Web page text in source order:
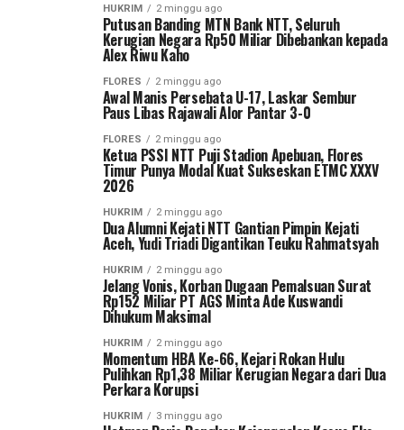
HUKRIM 2 minggu ago
Putusan Banding MTN Bank NTT, Seluruh
Kerugian Negara Rp50 Miliar Dibebankan kepada
Alex Riwu Kaho
FLORES 2 minggu ago
Awal Manis Persebata U-17, Laskar Sembur
Paus Libas Rajawali Alor Pantar 3-0
FLORES 2 minggu ago
Ketua PSSI NTT Puji Stadion Apebuan, Flores
Timur Punya Modal Kuat Sukseskan ETMC XXXV
2026
HUKRIM 2 minggu ago
Dua Alumni Kejati NTT Gantian Pimpin Kejati
Aceh, Yudi Triadi Digantikan Teuku Rahmatsyah
HUKRIM 2 minggu ago
Jelang Vonis, Korban Dugaan Pemalsuan Surat
Rp152 Miliar PT AGS Minta Ade Kuswandi
Dihukum Maksimal
HUKRIM 2 minggu ago
Momentum HBA Ke-66, Kejari Rokan Hulu
Pulihkan Rp1,38 Miliar Kerugian Negara dari Dua
Perkara Korupsi
HUKRIM 3 minggu ago